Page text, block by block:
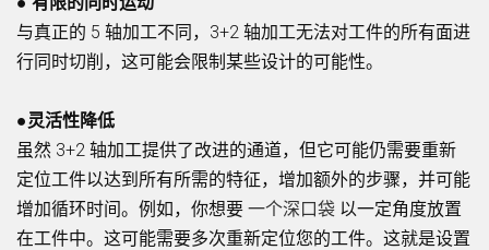
与真正的 5 轴加工不同，3+2 轴加工无法对工件的所有面进
行同时切削，这可能会限制某些设计的可能性。
●灵活性降低
虽然 3+2 轴加工提供了改进的通道，但它可能仍需要重新
定位工件以达到所有所需的特征，增加额外的步骤，并可能
增加循环时间。例如，你想要 一个深口袋 以一定角度放置
在工件中。这可能需要多次重新定位您的工件。这就是设置